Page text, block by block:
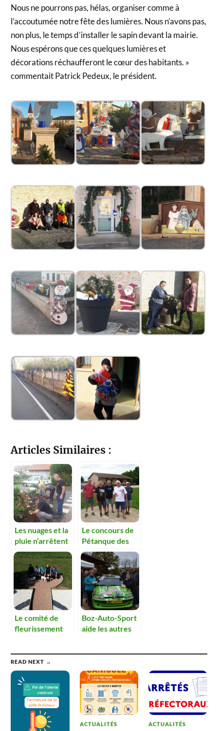
Nous ne pourrons pas, hélas, organiser comme à
l’accoutumée notre fête des lumières. Nous n’avons pas,
non plus, le temps d’installer le sapin devant la mairie.
Nous espérons que ces quelques lumières et
décorations réchaufferont le cœur des habitants. »
commentait Patrick Pedeux, le président.
Articles Similaires :
Les nuages et la
pluie n’arrêtent
pas les jardiniers
Le concours de
Pétanque des
chasseurs et du
fleurissement en
baisse de
fréquentation.
Le comité de
fleurissement
Boz-Auto-Sport
aide les autres
READ NEXT →
ACTUALITÉS ACTUALITÉS